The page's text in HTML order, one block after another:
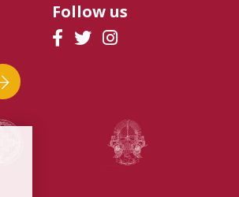
Follow us